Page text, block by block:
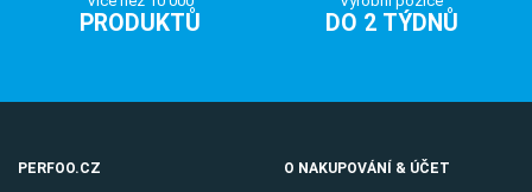
PRODUKTŮ DO 2 TÝDNŮ
PERFOO.CZ O NAKUPOVÁNÍ & ÚČET